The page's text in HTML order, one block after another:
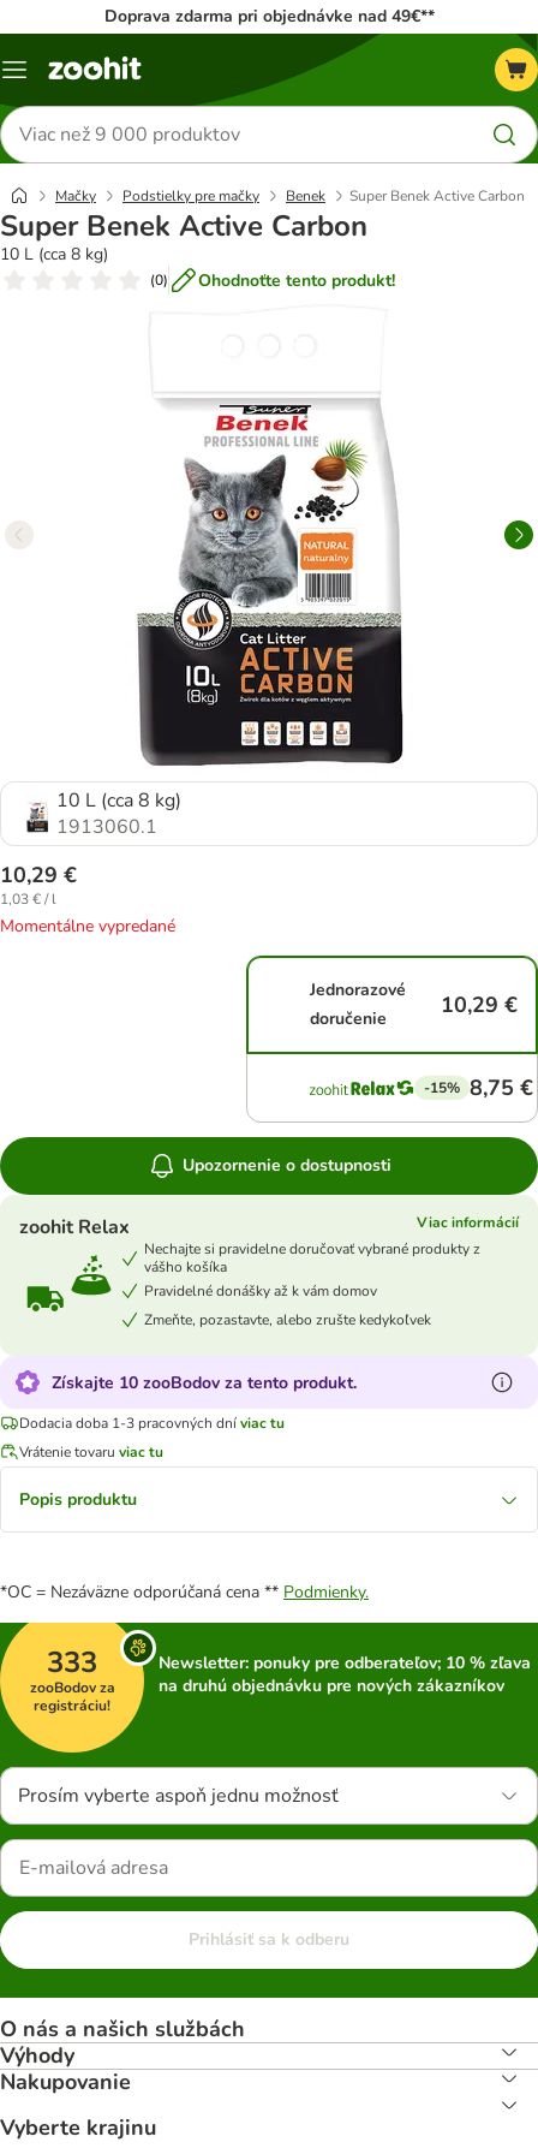
Doprava zdarma pri objednávke nad 49€**
Kategórie
Hľadať
produkty
Mačky Podstielky pre mačky Benek Super Benek Active Carbon
Super Benek Active Carbon
10 L (cca 8 kg)
(0) Ohodnoťte tento produkt!
10 L (cca 8 kg)
1913060.1
10,29 €
1,03 € / l
Momentálne vypredané
Jednorazové
doručenie
10,29 €
-15% 8,75 €
Upozornenie o dostupnosti
zoohit Relax
Viac informácií
Nechajte si pravidelne doručovať vybrané produkty z
vášho košíka
Pravidelné donášky až k vám domov
Zmeňte, pozastavte, alebo zrušte kedykoľvek
Získajte 10 zooBodov za tento produkt.
Dodacia doba 1-3 pracovných dníviac tu
Vrátenie tovaru viac tu
Popis produktu
*OC = Nezáväzne odporúčaná cena ** Podmienky.
333
zooBodov za
registráciu!
Newsletter: ponuky pre odberateľov; 10 % zľava
na druhú objednávku pre nových zákazníkov
Prosím vyberte aspoň jednu možnosť
Prihlásiť sa k odberu
O nás a našich službách
Výhody
Nakupovanie
Vyberte krajinu